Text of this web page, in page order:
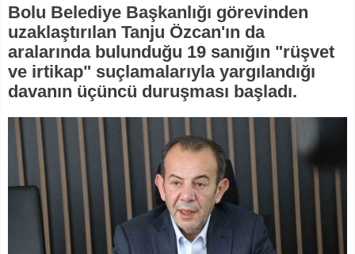
Bolu Belediye Başkanlığı görevinden
uzaklaştırılan Tanju Özcan'ın da
aralarında bulunduğu 19 sanığın "rüşvet
ve irtikap" suçlamalarıyla yargılandığı
davanın üçüncü duruşması başladı.